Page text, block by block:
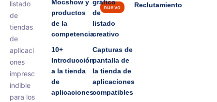
listado
de
tiendas
de
aplicaci
ones
impresc
indible
para los
Mocshow y
productos
de la
competencia
nuevo
10+
Introducción
a la tienda
de
aplicaciones
gráfico
de
listado
creativo
Capturas de
pantalla de
la tienda de
aplicaciones
compatibles
Reclutamiento